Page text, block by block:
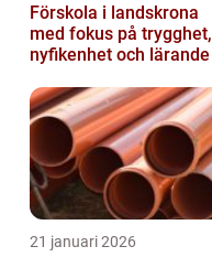
Förskola i landskrona
med fokus på trygghet,
nyfikenhet och lärande
21 januari 2026